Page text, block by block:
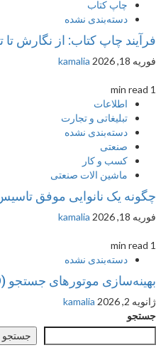
چاپ کتاب
دسته‌بندی نشده
فرآیند چاپ کتاب: از نگارش تا
فوریه 18, 2026 kamalia
1 min read
اطلاعات
تبلیغاتی و تجارت
دسته‌بندی نشده
صنعتی
کسب و کار
ماشین الات صنعتی
چگونه یک نانوایی موفق
فوریه 18, 2026 kamalia
1 min read
دسته‌بندی نشده
بهینه‌سازی موتورهای جستجو (SEO) در مقابل بازاریابی موتورهای جستجو (SEM): تحلیل تطبیقی و کاربردها
ژانویه 2, 2026
kamalia
جستجو
جستجو